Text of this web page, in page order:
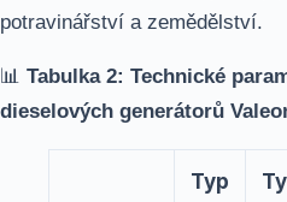
potravinářství a zemědělství.
📊 Tabulka 2: Technické
dieselových generátorů
Typ